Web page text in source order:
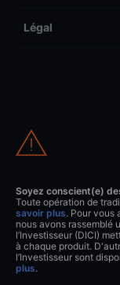
Légal
Soyez conscient(e)
Toute opération de
savoir plus. Pour vous
nous avons rassemblé
l’Investisseur (DICI)
à chaque produit.
l’Investisseur sont
plus.